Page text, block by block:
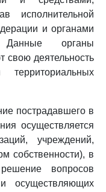
исполнительной
и органами
Данные органы
свою деятельность
пострадавшего в
осуществляется
учреждений,
собственности), в
вопросов
осуществляющих